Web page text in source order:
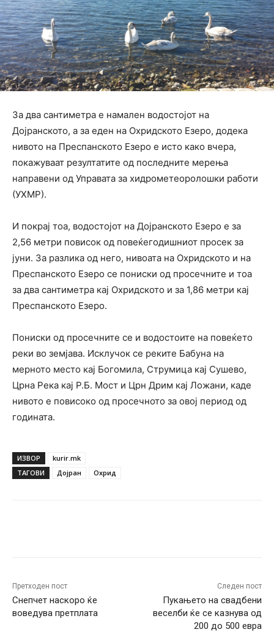
За два сантиметра е намален водостојот на
Дојранското, а за еден на Охридското Езеро, додека
нивото на Преспанското Езеро е исто како вчера,
покажуваат резултатите од последните мерења
направени од Управата за хидрометеоролошки работи
(УХМР).
И покрај тоа, водостојот на Дојранското Езеро е за
2,56 метри повисок од повеќегодишниот просек за
јуни. За разлика од него, нивоата на Охридското и на
Преспанското Езеро се пониски од просечните и тоа
за два сантиметра кај Охридското и за 1,86 метри кај
Преспанското Езеро.
Пониски од просечните се и водостоите на повеќето
реки во земјава. Исклучок се реките Бабуна на
мерното место кај Богомила, Струмица кај Сушево,
Црна Река кај Р.Б. Мост и Црн Дрим кај Ложани, каде
нивото е повисоко од просечното за овој период од
годината.
ИЗВОР
kurir.mk
ТАГОВИ
Дојран Охрид
Претходен пост
Снепчет наскоро ќе
воведува претплата
Следен пост
Пукањето на свадбени
веселби ќе се казнува од
200 до 500 евра